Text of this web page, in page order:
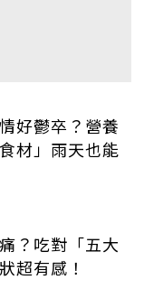
好鬱卒？營養
材」雨天也能
？吃對「五大
超有感！